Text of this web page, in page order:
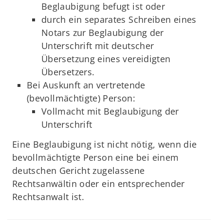
Beglaubigung befugt ist oder
durch ein separates Schreiben eines
Notars zur Beglaubigung der
Unterschrift mit deutscher
Übersetzung eines vereidigten
Übersetzers.
Bei Auskunft an vertretende
(bevollmächtigte) Person:
Vollmacht mit Beglaubigung der
Unterschrift
Eine Beglaubigung ist nicht nötig, wenn die
bevollmächtigte Person eine bei einem
deutschen Gericht zugelassene
Rechtsanwältin oder ein entsprechender
Rechtsanwalt ist.